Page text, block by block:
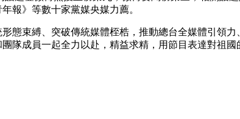
報》等數十家黨媒央媒力薦。
束縛、突破傳統媒體桎梏，推動總台全媒體引領力
隊成員一起全力以赴，精益求精，用節目表達對祖國